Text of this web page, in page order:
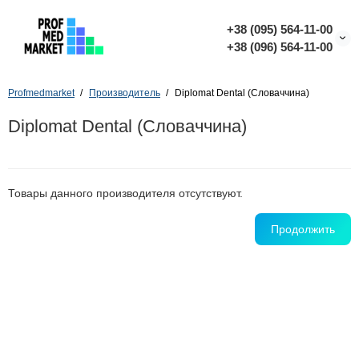
+38 (095) 564-11-00
+38 (096) 564-11-00
Profmedmarket Производитель Diplomat Dental (Словаччина)
Diplomat Dental (Словаччина)
Товары данного производителя отсутствуют.
Продолжить